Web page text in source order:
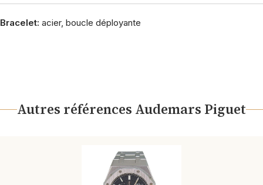
Bracelet: acier, boucle déployante
Autres références Audemars Piguet